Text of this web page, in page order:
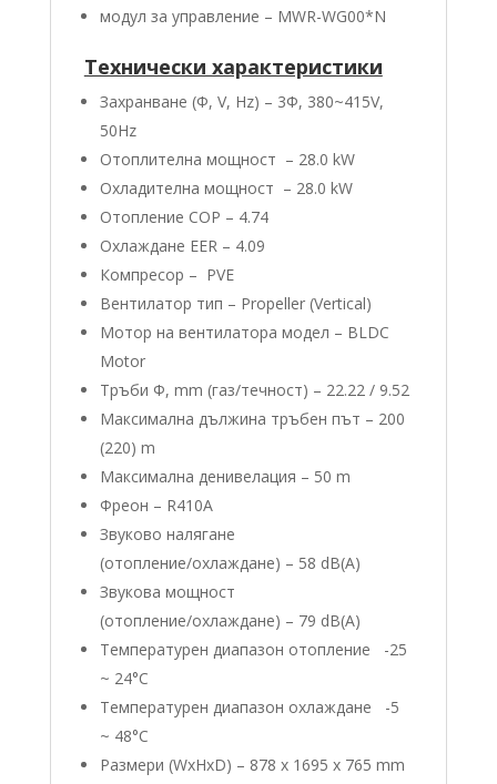
модул за управление – MWR-WG00*N
Технически характеристики
Захранване (Φ, V, Hz) – 3Ф, 380~415V,
50Hz
Отоплителна мощност – 28.0 kW
Охладителна мощност – 28.0 kW
Отопление COP – 4.74
Охлаждане EER – 4.09
Компресор – PVE
Вентилатор тип – Propeller (Vertical)
Мотор на вентилатора модел – BLDC
Motor
Тръби Φ, mm (газ/течност) – 22.22 / 9.52
Максимална дължина тръбен път – 200
(220) m
Максимална денивелация – 50 m
Фреон – R410А
Звуково налягане
(отопление/oхлаждане) – 58 dB(A)
Звукова мощност
(отопление/oхлаждане) – 79 dB(A)
Температурен диапазон отопление -25
~ 24°C
Температурен диапазон охлаждане -5
~ 48°C
Размери (WxHxD) – 878 x 1695 x 765 mm